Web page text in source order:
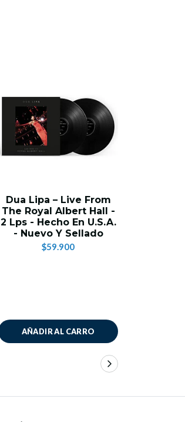
Dua Lipa – Live From
The Royal Albert Hall -
2 Lps - Hecho En U.S.A.
- Nuevo Y Sellado
$59.900
AÑADIR AL CARRO